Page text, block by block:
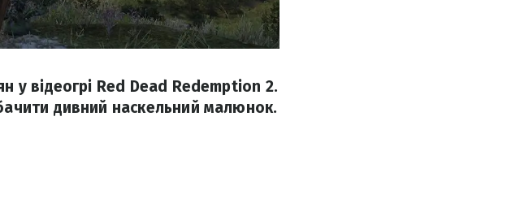
у відеогрі Red Dead Redemption 2.
дивний наскельний малюнок.